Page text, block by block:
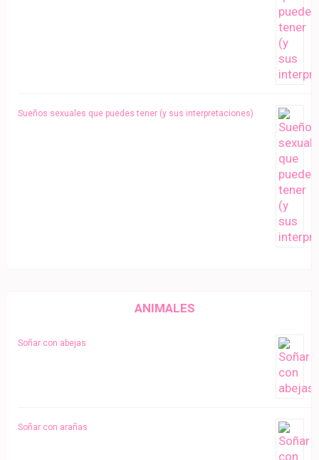
Sueños sexuales que puedes tener (y sus interpretaciones)
ANIMALES
Soñar con abejas
Soñar con arañas